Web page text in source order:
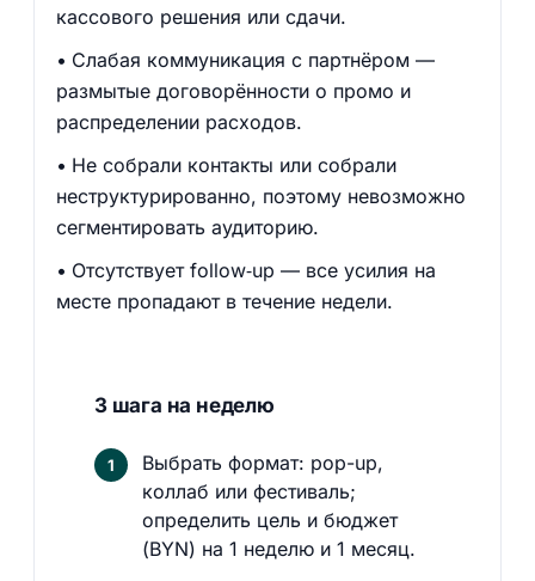
кассового решения или сдачи.
Слабая коммуникация с партнёром —
размытые договорённости о промо и
распределении расходов.
Не собрали контакты или собрали
неструктурированно, поэтому невозможно
сегментировать аудиторию.
Отсутствует follow‑up — все усилия на
месте пропадают в течение недели.
3 шага на неделю
Выбрать формат: pop-up,
коллаб или фестиваль;
определить цель и бюджет
(BYN) на 1 неделю и 1 месяц.